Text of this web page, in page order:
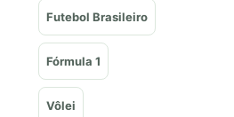
Futebol Brasileiro
Fórmula 1
Vôlei